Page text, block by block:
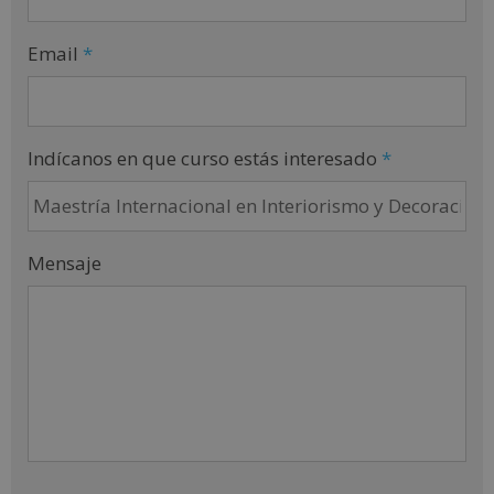
Email *
Indícanos en que curso estás interesado *
Mensaje